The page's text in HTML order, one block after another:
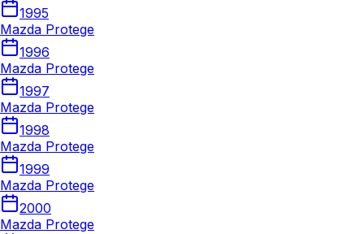
1995
Mazda Protege
1996
Mazda Protege
1997
Mazda Protege
1998
Mazda Protege
1999
Mazda Protege
2000
Mazda Protege